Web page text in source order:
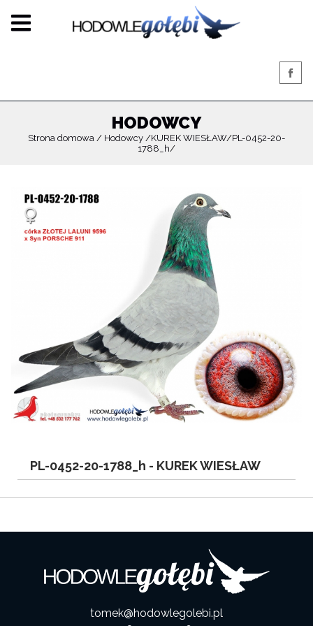
HODOWCY
Strona domowa Hodowcy KUREK WIESŁAW PL-0452-20-
1788_h
PL-0452-20-1788_h - KUREK WIESŁAW
tomek@hodowlegolebi.pl